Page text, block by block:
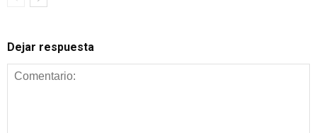
Dejar respuesta